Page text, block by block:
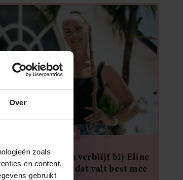
Over
zoals
en content,
gebruikt
NIEUWTJES
je voor een verblijf bij Eline
Vol Liefde – en dat valt best mee